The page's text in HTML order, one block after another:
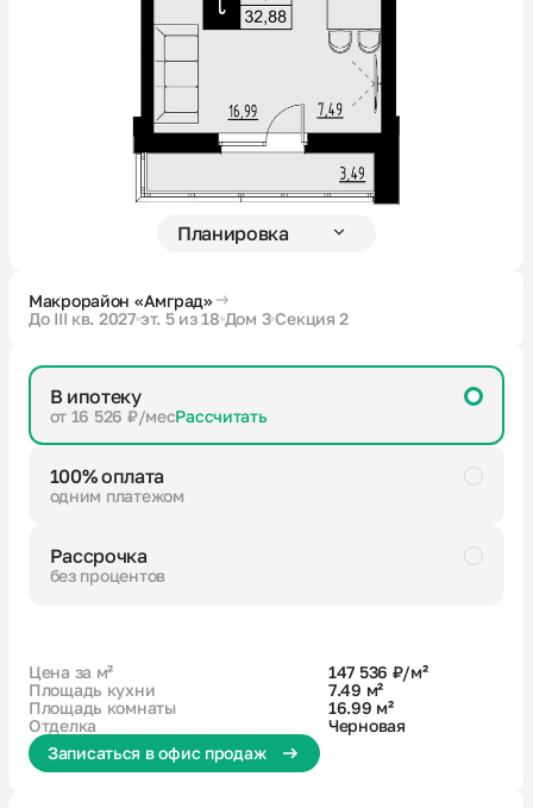
О компании
Партнерам
Контакты
Макрорайон «Амград»
До III кв. 2027 эт. 5 из 18 Дом 3 Секция 2
В ипотеку
от 16 526 ₽/месРассчитать
100% оплата
одним платежом
Рассрочка
без процентов
Цена за м²
147 536 ₽/м²
Площадь кухни
7.49 м²
Площадь комнаты
16.99 м²
Отделка
Черновая
Записаться в офис продаж